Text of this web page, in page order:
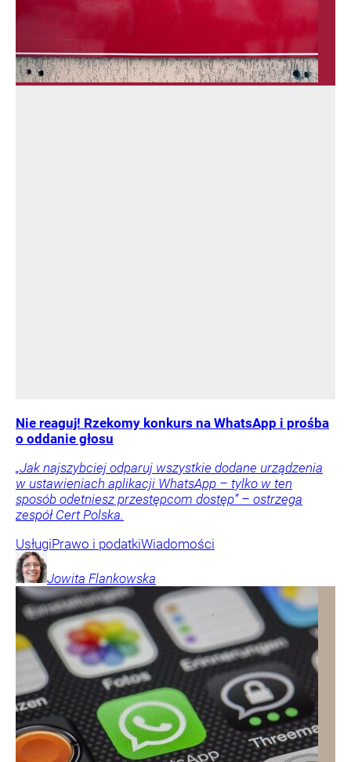
Nie reaguj! Rzekomy konkurs na WhatsApp i prośba
o oddanie głosu
„Jak najszybciej odparuj wszystkie dodane urządzenia
w ustawieniach aplikacji WhatsApp – tylko w ten
sposób odetniesz przestępcom dostęp” – ostrzega
zespół Cert Polska.
UsługiPrawo i podatkiWiadomości
Jowita Flankowska